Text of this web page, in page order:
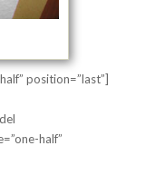
position=”last”]
half”